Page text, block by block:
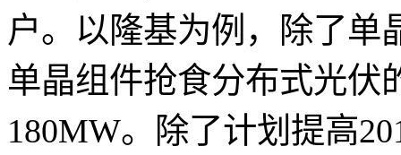
户。以隆基为例，除了单
单晶组件抢食分布式光伏
180MW。除了计划提高